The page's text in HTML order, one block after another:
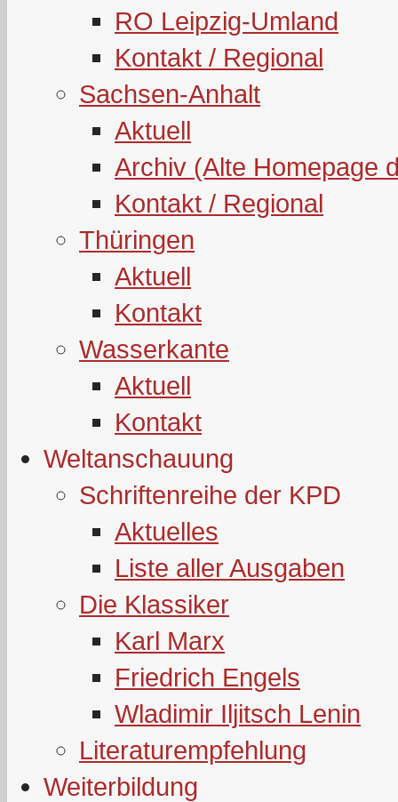
RO Leipzig-Umland
Kontakt / Regional
Sachsen-Anhalt
Aktuell
Archiv (Alte Homepage
Kontakt / Regional
Thüringen
Aktuell
Kontakt
Wasserkante
Aktuell
Kontakt
Weltanschauung
Schriftenreihe der KPD
Aktuelles
Liste aller Ausgaben
Die Klassiker
Karl Marx
Friedrich Engels
Wladimir Iljitsch Lenin
Literaturempfehlung
Weiterbildung